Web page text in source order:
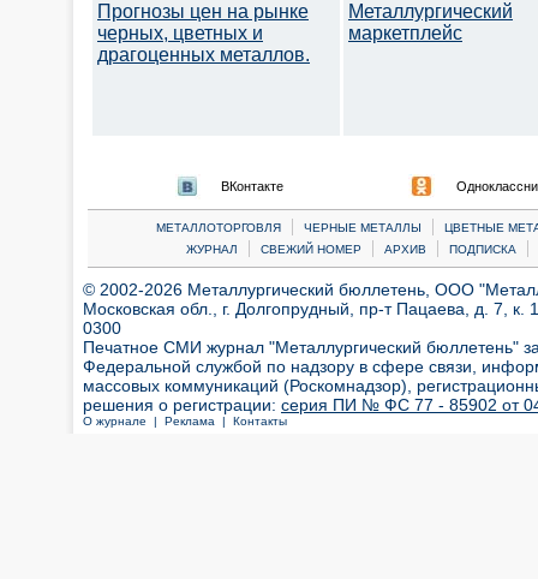
Прогнозы цен на рынке
черных, цветных и
драгоценных металлов.
Металлургический
маркетплейс
ВКонтакте
МЕТАЛЛОТОРГОВЛЯ | ЧЕРНЫЕ МЕТАЛЛЫ |
ЦВЕТНЫЕ
ЖУРНАЛ
| СВЕЖИЙ НОМЕР | АРХИВ | ПОДПИСКА |
© 2002-2026 Металлургический бюллетень, ООО
Московская обл., г. Долгопрудный, пр-т Пацаева, д. 7,
0300
Печатное СМИ журнал "Металлургический бюллетень"
Федеральной службой по надзору в сфере связи,
массовых коммуникаций (Роскомнадзор),
решения о регистрации: серия ПИ № ФС 77 - 85902 от 04
О журнале | Реклама | Контакты